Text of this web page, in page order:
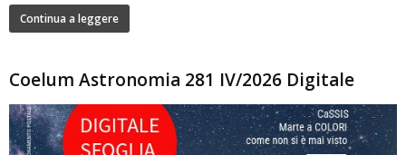
Continua a leggere
Coelum Astronomia 281 IV/2026 Digitale